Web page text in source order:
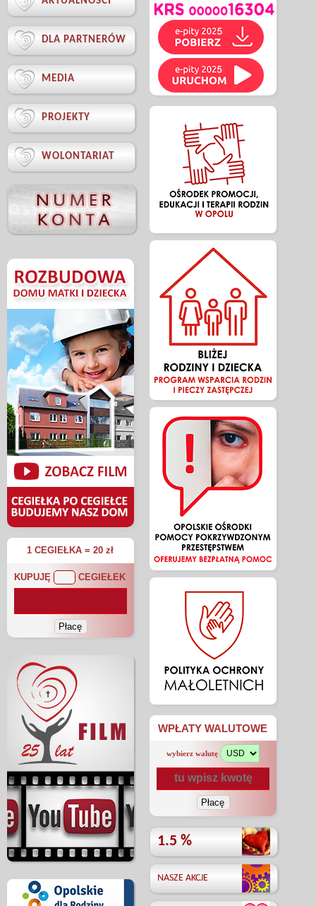
 DLA PARTNERÓW
 MEDIA
 PROJEKTY
 WOLONTARIAT
1 CEGIEŁKA = 20 zł
KUPUJĘ CEGIEŁEK
WPŁATY WALUTOWE
wybierz walutę
1.5 %
NASZE AKCJE